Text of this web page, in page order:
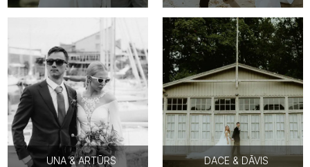
UNA & ARTŪRS DACE & DĀVIS